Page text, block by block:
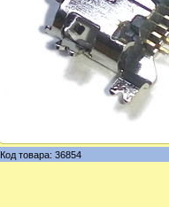
Код товара: 36854